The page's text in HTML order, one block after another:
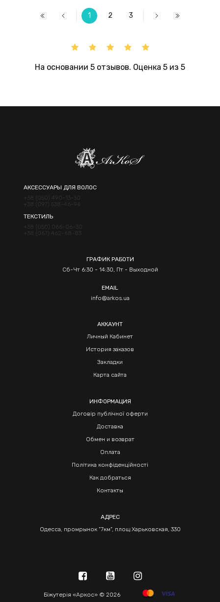
1 2 3
На основании 5 отзывов. Оценка 5 из 5
АКСЕССУАРЫ ДЛЯ ВОЛОС
+38 (050) 490-13-30
+38 (097) 538-46-94
ТЕКСТИЛЬ
+38 (050) 066-06-30
+38 (067) 462-68-83
ГРАФИК РАБОТИ
Сб-Чт 6:30 - 14:30, Пт - Выходной
EMAIL
info@arkos.ua
АККАУНТ
Личный Кабинет
История заказов
Закладки
Карта сайта
ИНФОРМАЦИЯ
Договір публічної оферти
Доставка
Обмен и возврат
Оплата
Політика конфіденційності
Как добраться
Контакты
АДРЕС
Одесса, промрынок "7км", площ Харьковская, 330
Біжутерія «Аркос» © 2026